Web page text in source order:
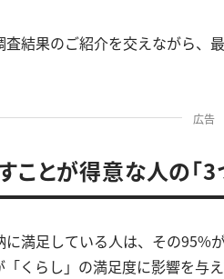
査結果のご紹介を交えながら、
広告
ことが得意な人の「3
に満足している人は、その95%
「くらし」の満足度に影響を与